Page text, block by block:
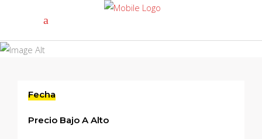
Fecha
Precio Bajo A Alto